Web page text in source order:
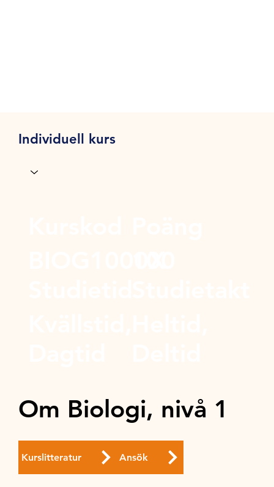
Individuell kurs
Om Biologi, nivå 1
Kurslitteratur Ansök